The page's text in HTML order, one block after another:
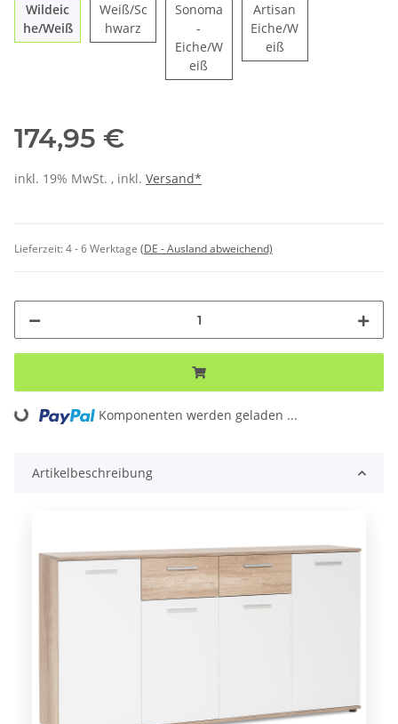
Wildeic
he/WeißWildeiche/Weiß
Weiß/Sc
hwarz Weiß/Schwarz
Sonoma
-
Eiche/W
eiß Sonoma-Eiche/Weiß
Artisan
Eiche/W
eißArtisan Eiche/Weiß
174,95 €
inkl. 19% MwSt. , inkl. Versand*
Lieferzeit:4 - 6 Werktage (DE - Ausland abweichend)
Komponenten werden geladen ...
Artikelbeschreibung